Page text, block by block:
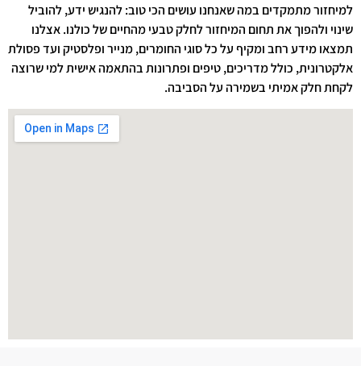
למיחזור מתמקדים במה שאנחנו עושים הכי טוב: להנגיש ידע, להוביל
שינוי ולהפוך את תחום המיחזור לחלק טבעי מהחיים של כולנו. אצלנו
תמצאו מידע רחב ומקיף על כל סוגי החומרים, מנייר ופלסטיק ועד פסולת
אלקטרונית, כולל מדריכים, טיפים ופתרונות בהתאמה אישית למי שרוצה
לקחת חלק אמיתי בשמירה על הסביבה.